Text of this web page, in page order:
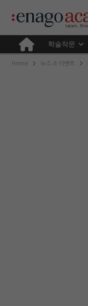
학술작문
Home 뉴스 & 이벤트